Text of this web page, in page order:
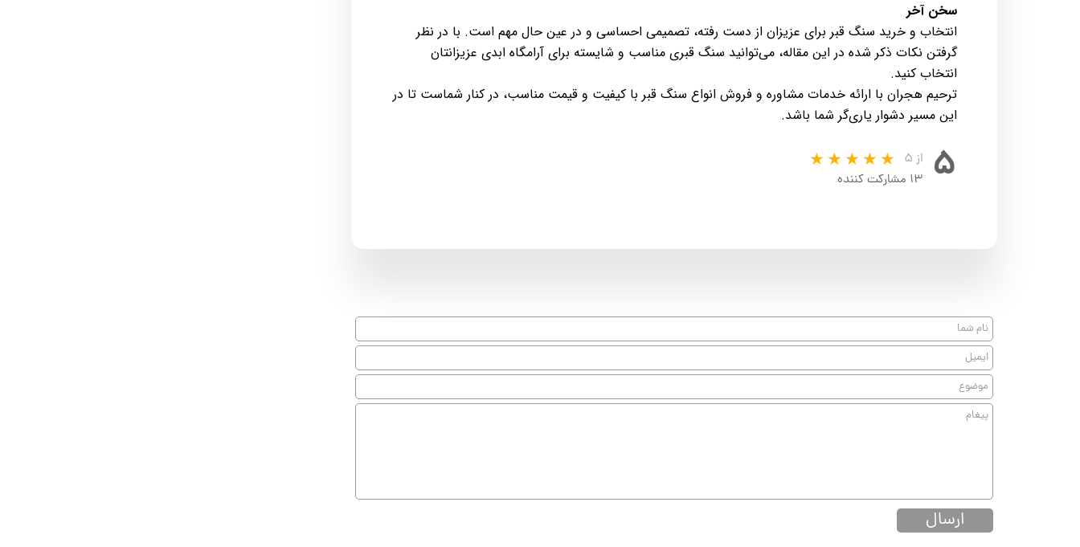
سخن آخر
انتخاب و خرید سنگ قبر برای عزیزان از دست رفته، تصمیمی احساسی و در عین حال مهم است. با در نظر
گرفتن نکات ذکر شده در این مقاله، می‌توانید سنگ قبری مناسب و شایسته برای آرامگاه ابدی عزیزانتان
انتخاب کنید.
ترحیم هجران با ارائه خدمات مشاوره و فروش انواع سنگ قبر با کیفیت و قیمت مناسب، در کنار شماست تا در
این مسیر دشوار یاری‌گر شما باشد.
۵
از ۵
۱۳ مشارکت کننده
ارسال